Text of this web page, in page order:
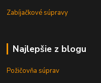
Zabíjačkové súpravy
Najlepšie z blogu
Požičovňa súprav